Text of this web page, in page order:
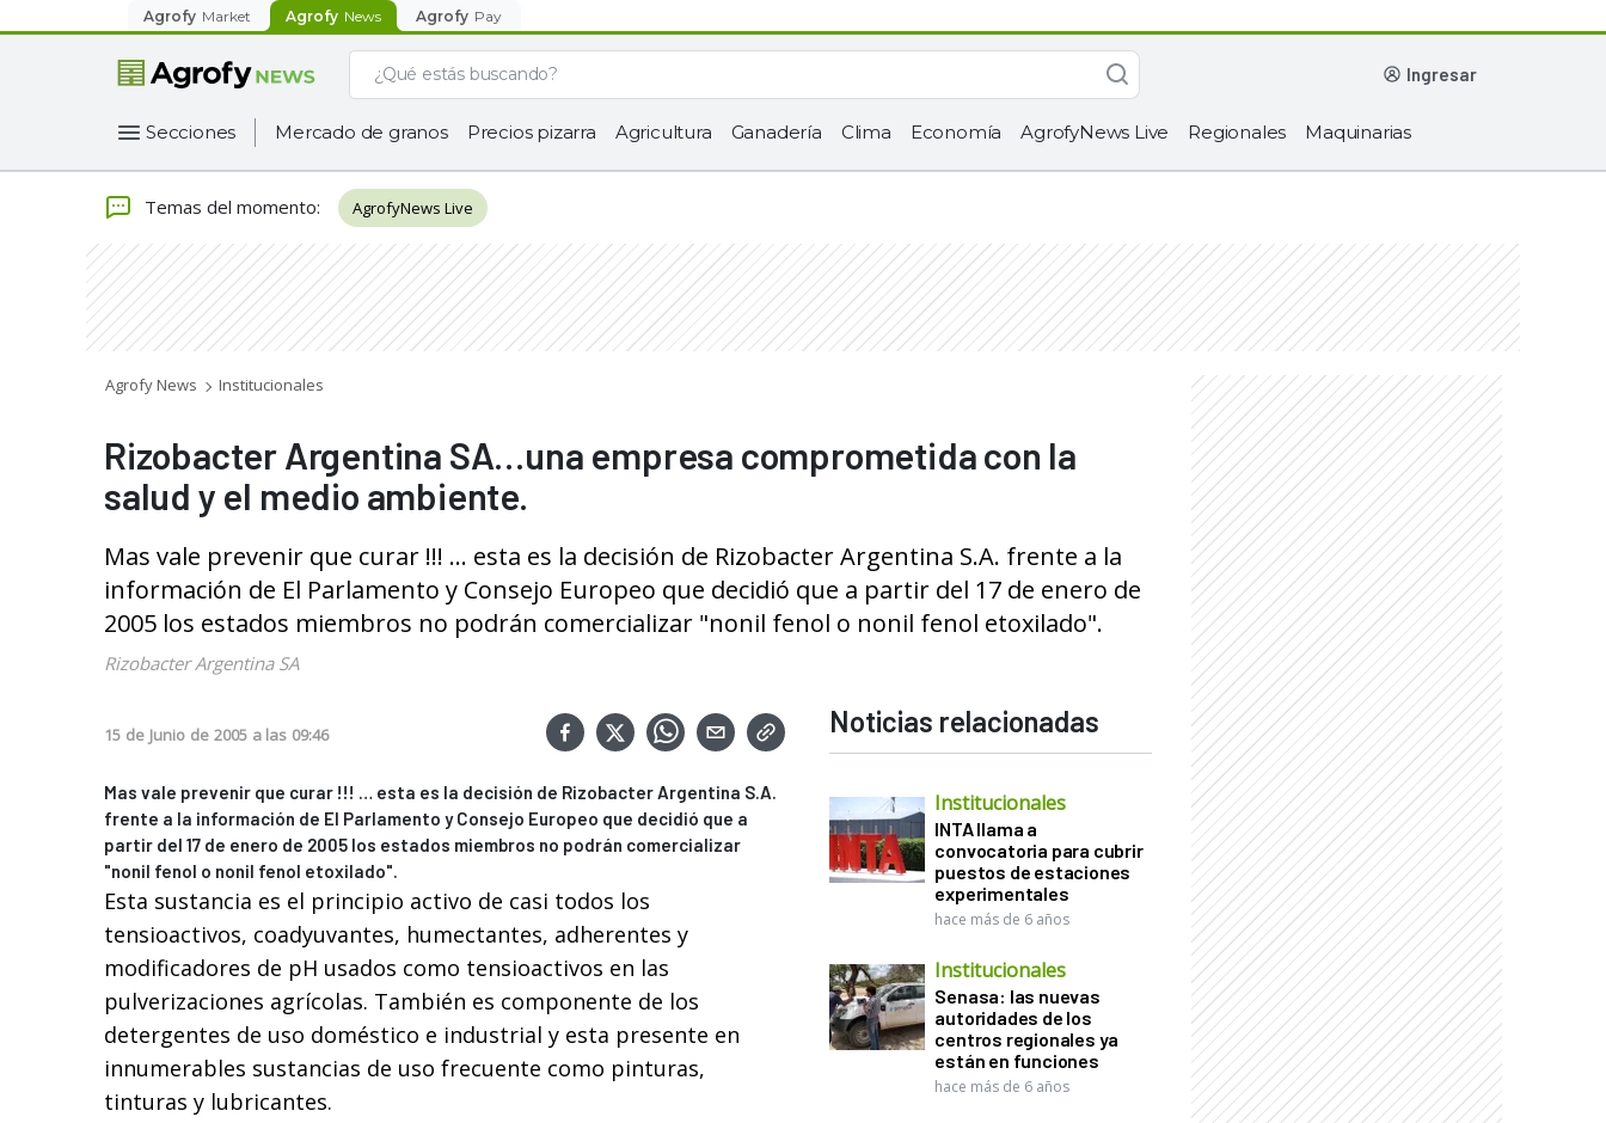
Agrofy Market Agrofy News Agrofy Pay
ingresar
Secciones Mercado de granos Precios pizarra Agricultura Ganadería Clima Economía AgrofyNews Live Regionales Maquinarias
Temas del momento: AgrofyNews Live
Agrofy News Institucionales
Rizobacter Argentina SA…una empresa comprometida con la
salud y el medio ambiente.
Mas vale prevenir que curar !!! … esta es la decisión de Rizobacter Argentina S.A. frente a la
información de El Parlamento y Consejo Europeo que decidió que a partir del 17 de enero de
2005 los estados miembros no podrán comercializar "nonil fenol o nonil fenol etoxilado".
Rizobacter Argentina SA
15 de Junio de 2005 a las 09:46
Mas vale prevenir que curar !!! … esta es la decisión de Rizobacter Argentina S.A.
frente a la información de El Parlamento y Consejo Europeo que decidió que a
partir del 17 de enero de 2005 los estados miembros no podrán comercializar
"nonil fenol o nonil fenol etoxilado".
Esta sustancia es el principio activo de casi todos los
tensioactivos, coadyuvantes, humectantes, adherentes y
modificadores de pH usados como tensioactivos en las
pulverizaciones agrícolas. También es componente de los
detergentes de uso doméstico e industrial y esta presente en
innumerables sustancias de uso frecuente como pinturas,
tinturas y lubricantes.
Noticias relacionadas
Institucionales
INTA llama a
convocatoria para cubrir
puestos de estaciones
experimentales
hace más de 6 años
Institucionales
Senasa: las nuevas
autoridades de los
centros regionales ya
están en funciones
hace más de 6 años